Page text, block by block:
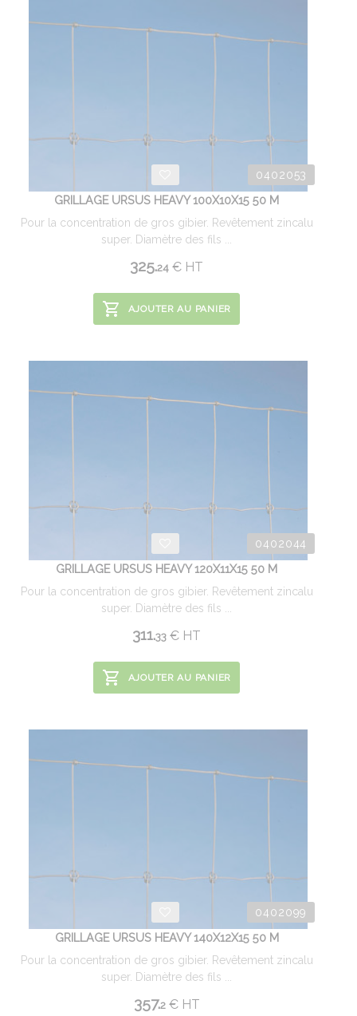
0402053
GRILLAGE URSUS HEAVY 100X10X15 50 M
Pour la concentration de gros gibier. Revêtement zincalu
super. Diamètre des fils ...
325.24 € HT
AJOUTER AU PANIER
0402044
GRILLAGE URSUS HEAVY 120X11X15 50 M
Pour la concentration de gros gibier. Revêtement zincalu
super. Diamètre des fils ...
311.33 € HT
AJOUTER AU PANIER
0402099
GRILLAGE URSUS HEAVY 140X12X15 50 M
Pour la concentration de gros gibier. Revêtement zincalu
super. Diamètre des fils ...
357.2 €HT